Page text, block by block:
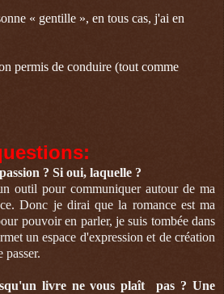
« gentille », en tous cas, j'ai en
permis de conduire (tout comme
? Si oui, laquelle ?
outil pour communiquer autour de ma
Donc je dirai que la romance est ma
pouvoir en parler, je suis tombée dans
un espace d'expression et de création
passer.
livre ne vous plaît pas ? Une